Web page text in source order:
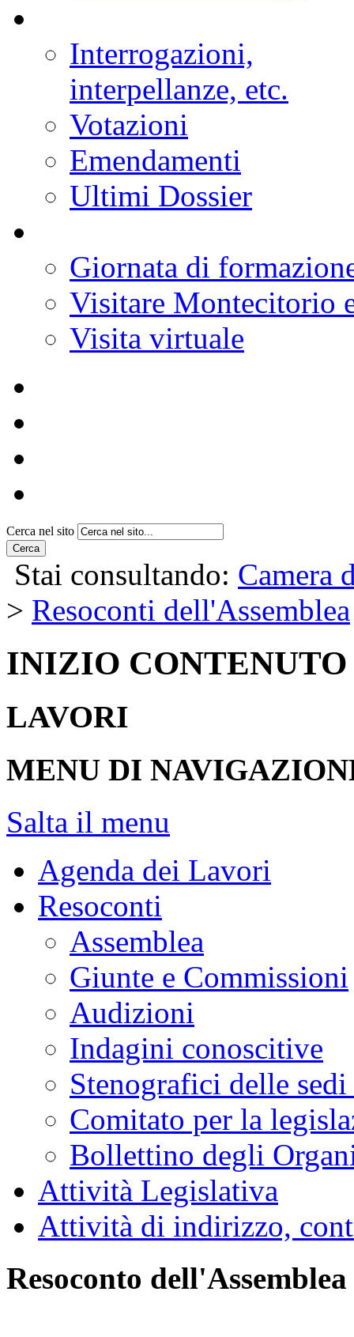
Interrogazioni,
interpellanze, etc.
Votazioni
Emendamenti
Ultimi Dossier
Giornata di
Visitare Montecitorio
Visita virtuale
Cerca nel sito
Cerca
Stai consultando: Camera
> Resoconti dell'Assemblea
INIZIO CONTENUTO
LAVORI
MENU DI
Salta il menu
Agenda dei Lavori
Resoconti
Assemblea
Giunte e Commissioni
Audizioni
Indagini conoscitive
Stenografici delle
Comitato per la
Bollettino degli
Attività Legislativa
Attività di indirizzo,
Resoconto dell'Assemblea